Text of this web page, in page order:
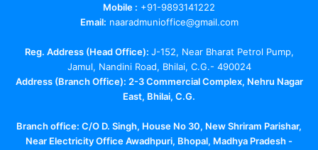
Mobile : +91-9893141222
Email: naaradmunioffice@gmail.com
Reg. Address (Head Office): J-152, Near Bharat Petrol Pump,
Jamul, Nandini Road, Bhilai, C.G.- 490024
Address (Branch Office): 2-3 Commercial Complex, Nehru Nagar
East, Bhilai, C.G.
Branch office: C/O D. Singh, House No 30, New Shriram Parishar,
Near Electricity Office Awadhpuri, Bhopal, Madhya Pradesh -